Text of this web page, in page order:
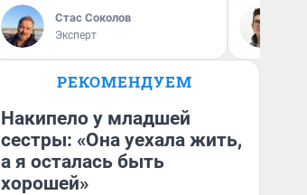
Стас Соколов
Эксперт
РЕКОМЕНДУЕМ
Накипело у младшей
сестры: «Она уехала жить,
а я осталась быть
хорошей»